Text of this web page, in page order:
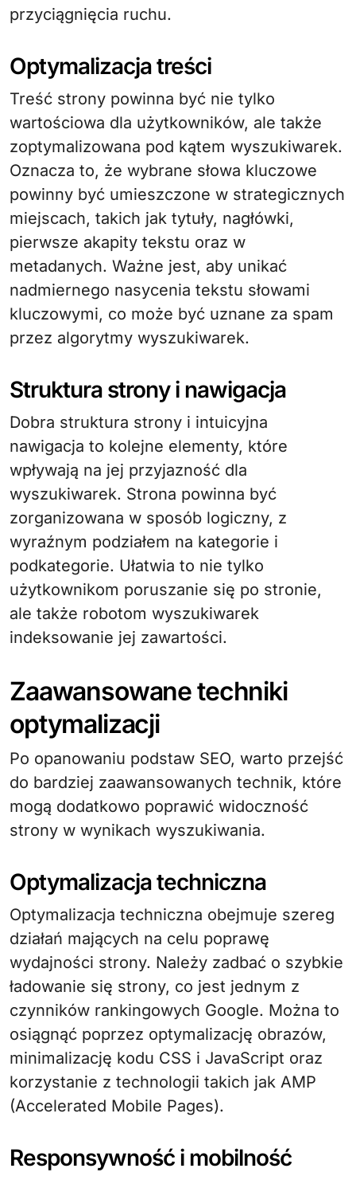
przyciągnięcia ruchu.
Optymalizacja treści
Treść strony powinna być nie tylko
wartościowa dla użytkowników, ale także
zoptymalizowana pod kątem wyszukiwarek.
Oznacza to, że wybrane słowa kluczowe
powinny być umieszczone w strategicznych
miejscach, takich jak tytuły, nagłówki,
pierwsze akapity tekstu oraz w
metadanych. Ważne jest, aby unikać
nadmiernego nasycenia tekstu słowami
kluczowymi, co może być uznane za spam
przez algorytmy wyszukiwarek.
Struktura strony i nawigacja
Dobra struktura strony i intuicyjna
nawigacja to kolejne elementy, które
wpływają na jej przyjazność dla
wyszukiwarek. Strona powinna być
zorganizowana w sposób logiczny, z
wyraźnym podziałem na kategorie i
podkategorie. Ułatwia to nie tylko
użytkownikom poruszanie się po stronie,
ale także robotom wyszukiwarek
indeksowanie jej zawartości.
Zaawansowane techniki
optymalizacji
Po opanowaniu podstaw SEO, warto przejść
do bardziej zaawansowanych technik, które
mogą dodatkowo poprawić widoczność
strony w wynikach wyszukiwania.
Optymalizacja techniczna
Optymalizacja techniczna obejmuje szereg
działań mających na celu poprawę
wydajności strony. Należy zadbać o szybkie
ładowanie się strony, co jest jednym z
czynników rankingowych Google. Można to
osiągnąć poprzez optymalizację obrazów,
minimalizację kodu CSS i JavaScript oraz
korzystanie z technologii takich jak AMP
(Accelerated Mobile Pages).
Responsywność i mobilność